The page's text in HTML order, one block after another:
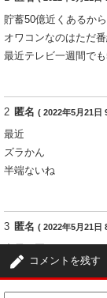
貯蓄50億近くあるか
オワコンなのはただ
最近テレビ一週間で
2 匿名 ( 2022年5月21日
最近
ズラかん
半端ないね
3 匿名 ( 2022年5月21日
ゲストに迎えられる
コメントを残す